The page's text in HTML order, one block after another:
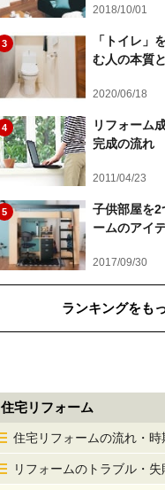
2018/10/01
3
「トイレ」
む人の本質
2020/06/18
4
リフォーム
完成の流れ
2011/04/23
5
子供部屋を2
ームのアイ
2017/09/30
ランキングをも
住宅リフォーム
住宅リフォームの流れ・時
リフォームのトラブル・失